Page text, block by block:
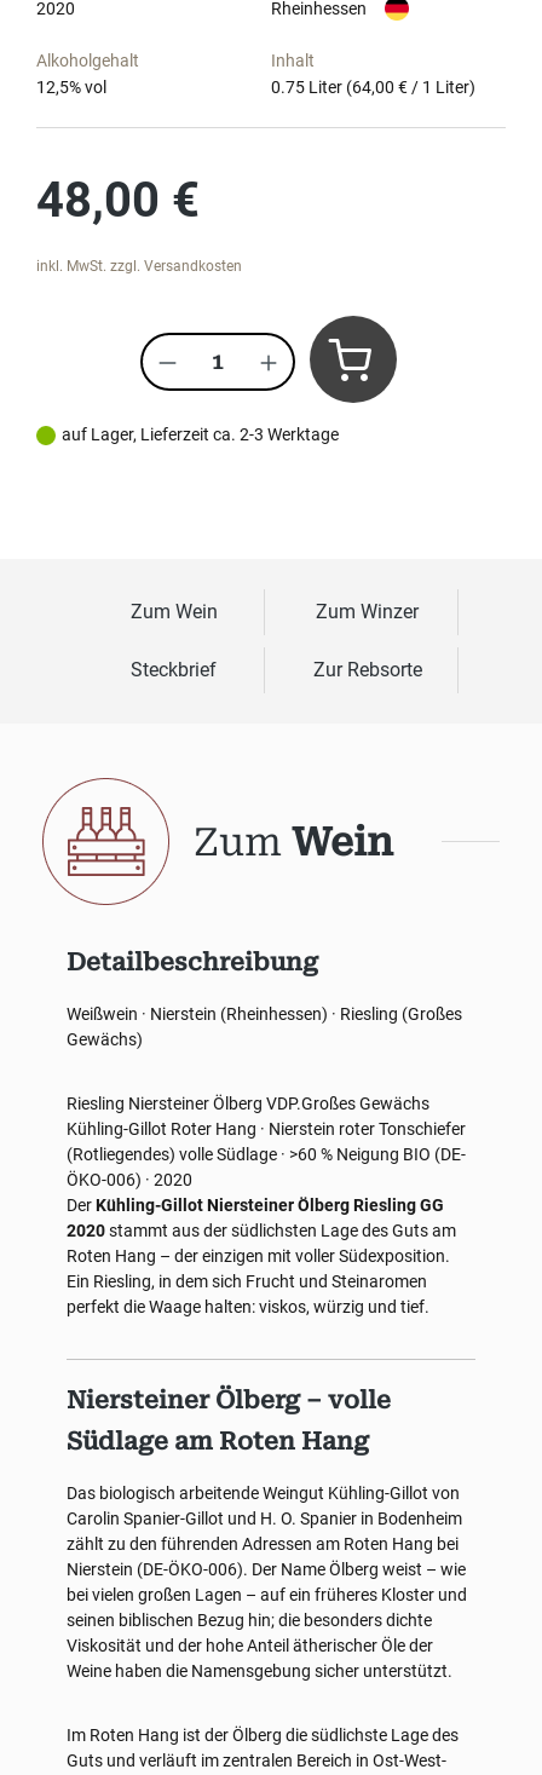
2020
Rheinhessen
Alkoholgehalt
12,5% vol
Inhalt
0.75 Liter (64,00 € / 1 Liter)
48,00 €
inkl. MwSt. zzgl. Versandkosten
Produkt Anzahl: Gib den
auf Lager, Lieferzeit ca. 2-3 Werktage
Zum Wein Zum Winzer
Steckbrief Zur Rebsorte
Zum Wein
Detailbeschreibung
Weißwein · Nierstein (Rheinhessen) · Riesling (Großes
Gewächs)
Riesling Niersteiner Ölberg VDP.Großes Gewächs
Kühling-Gillot Roter Hang · Nierstein roter Tonschiefer
(Rotliegendes) volle Südlage · >60 % Neigung BIO (DE-
ÖKO-006) · 2020
DerKühling-Gillot Niersteiner Ölberg Riesling GG
2020stammt aus der südlichsten Lage des Guts am
Roten Hang – der einzigen mit voller Südexposition.
Ein Riesling, in dem sich Frucht und Steinaromen
perfekt die Waage halten: viskos, würzig und tief.
Niersteiner Ölberg – volle
Südlage am Roten Hang
Das biologisch arbeitende Weingut Kühling-Gillot von
Carolin Spanier-Gillot und H. O. Spanier in Bodenheim
zählt zu den führenden Adressen am Roten Hang bei
Nierstein (DE-ÖKO-006). Der Name Ölberg weist – wie
bei vielen großen Lagen – auf ein früheres Kloster und
seinen biblischen Bezug hin; die besonders dichte
Viskosität und der hohe Anteil ätherischer Öle der
Weine haben die Namensgebung sicher unterstützt.
Im Roten Hang ist der Ölberg die südlichste Lage des
Guts und verläuft im zentralen Bereich in Ost-West-